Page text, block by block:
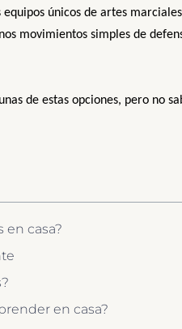
únicos de artes
movimientos simples de
de estas opciones, pero no
en casa?
en casa?